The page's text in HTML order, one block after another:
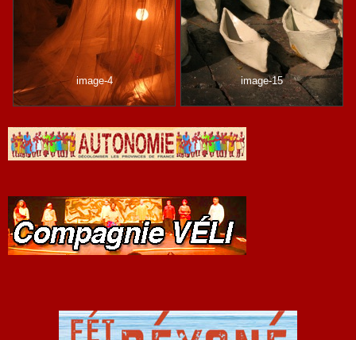
image-4 image-15